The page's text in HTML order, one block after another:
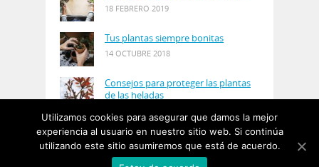
18 FEBRERO 2019
Tus plantas siempre bonitas
14 OCTUBRE 2018
Consejos para proteger las plantas
de las heladas
© Copyright 2019PlantasyJardines· Designed by
Utilizamos cookies para asegurar que damos la mejor
experiencia al usuario en nuestro sitio web. Si continúa
utilizando este sitio asumiremos que está de acuerdo.